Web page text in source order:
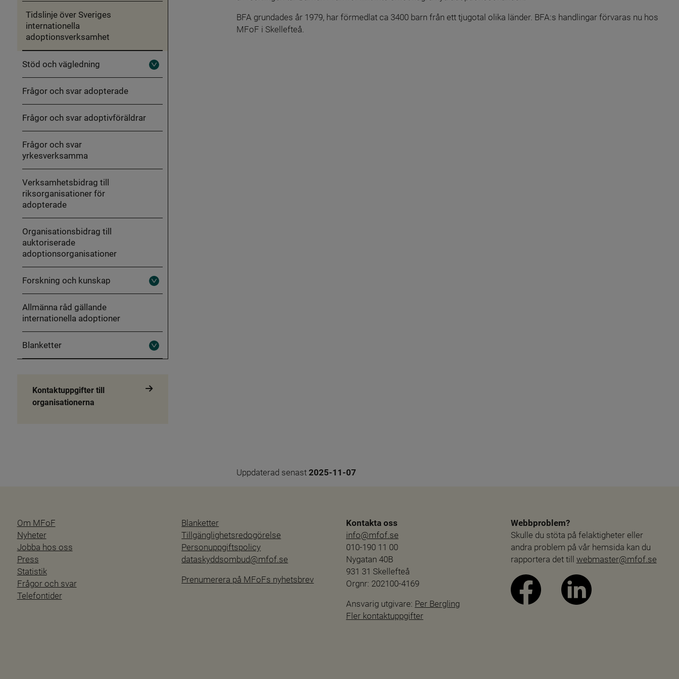
BFA grundades år 1979, har förmedlat ca 3400 barn från ett tjugotal olika länder. BFA:s handlingar förvaras nu hos
MFoF i Skellefteå.
Tidslinje över Sveriges
internationella
adoptionsverksamhet
Stöd och vägledning
Fäll
ut
Frågor och svar adopterade
Frågor och svar adoptivföräldrar
Frågor och svar
yrkesverksamma
Verksamhetsbidrag till
riksorganisationer för
adopterade
Organisationsbidrag till
auktoriserade
adoptionsorganisationer
Forskning och kunskap
Fäll
ut
Allmänna råd gällande
internationella adoptioner
Blanketter
Fäll
ut
Kontaktuppgifter till
organisationerna
Uppdaterad senast 2025-11-07
Om MFoF
Nyheter
Jobba hos oss
Press
Statistik
Frågor och svar
Telefontider
Blanketter
Tillgänglighetsredogörelse
Personuppgiftspolicy
dataskyddsombud@mfof.se
Prenumerera på MFoFs nyhetsbrev
Kontakta oss
info@mfof.se
010-190 11 00
Nygatan 40B
931 31 Skellefteå
Orgnr: 202100-4169
Ansvarig utgivare: Per Bergling
Fler kontaktuppgifter
Webbproblem?
Skulle du stöta på felaktigheter eller
andra problem på vår hemsida kan du
rapportera det till webmaster@mfof.se